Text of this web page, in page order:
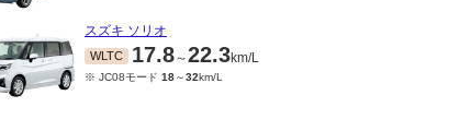
スズキ ソリオ
WLTC 17.8～22.3km/L
※ JC08モード 18～32km/L